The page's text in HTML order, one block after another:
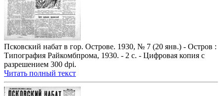
Псковский набат в гор. Острове. 1930, № 7 (20 янв.) - Остров :
Типография Райкомбпрома, 1930. - 2 с. - Цифровая копия с
разрешением 300 dpi.
Читать полный текст